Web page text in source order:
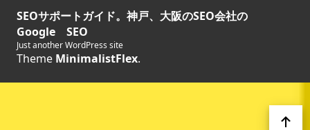
SEOサポートガイド。神戸、大阪のSEO会社の
Google SEO
Just another WordPress site
Theme MinimalistFlex.